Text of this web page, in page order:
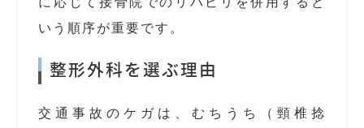
いう順序が重要です。
整形外科を選ぶ理由
交通事故のケガは、むちうち（頸椎捻